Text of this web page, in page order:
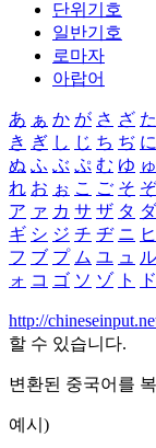
단위기호
일반기호
로마자
아랍어
あ ぁ か が さ ざ た
き ぎ し じ ち ぢ に
ぬ ふ ぶ ぷ む ゆ ゅ
れ お ぉ こ ご そ ぞ
ア ァ カ サ ザ タ ダ
ギ シ ジ チ ヂ ニ ヒ
フ ブ プ ム ユ ュ ル
ォ コ ゴ ソ ゾ ト ド
http://
할 수 있습니다.
변환된 중국어를
예시)